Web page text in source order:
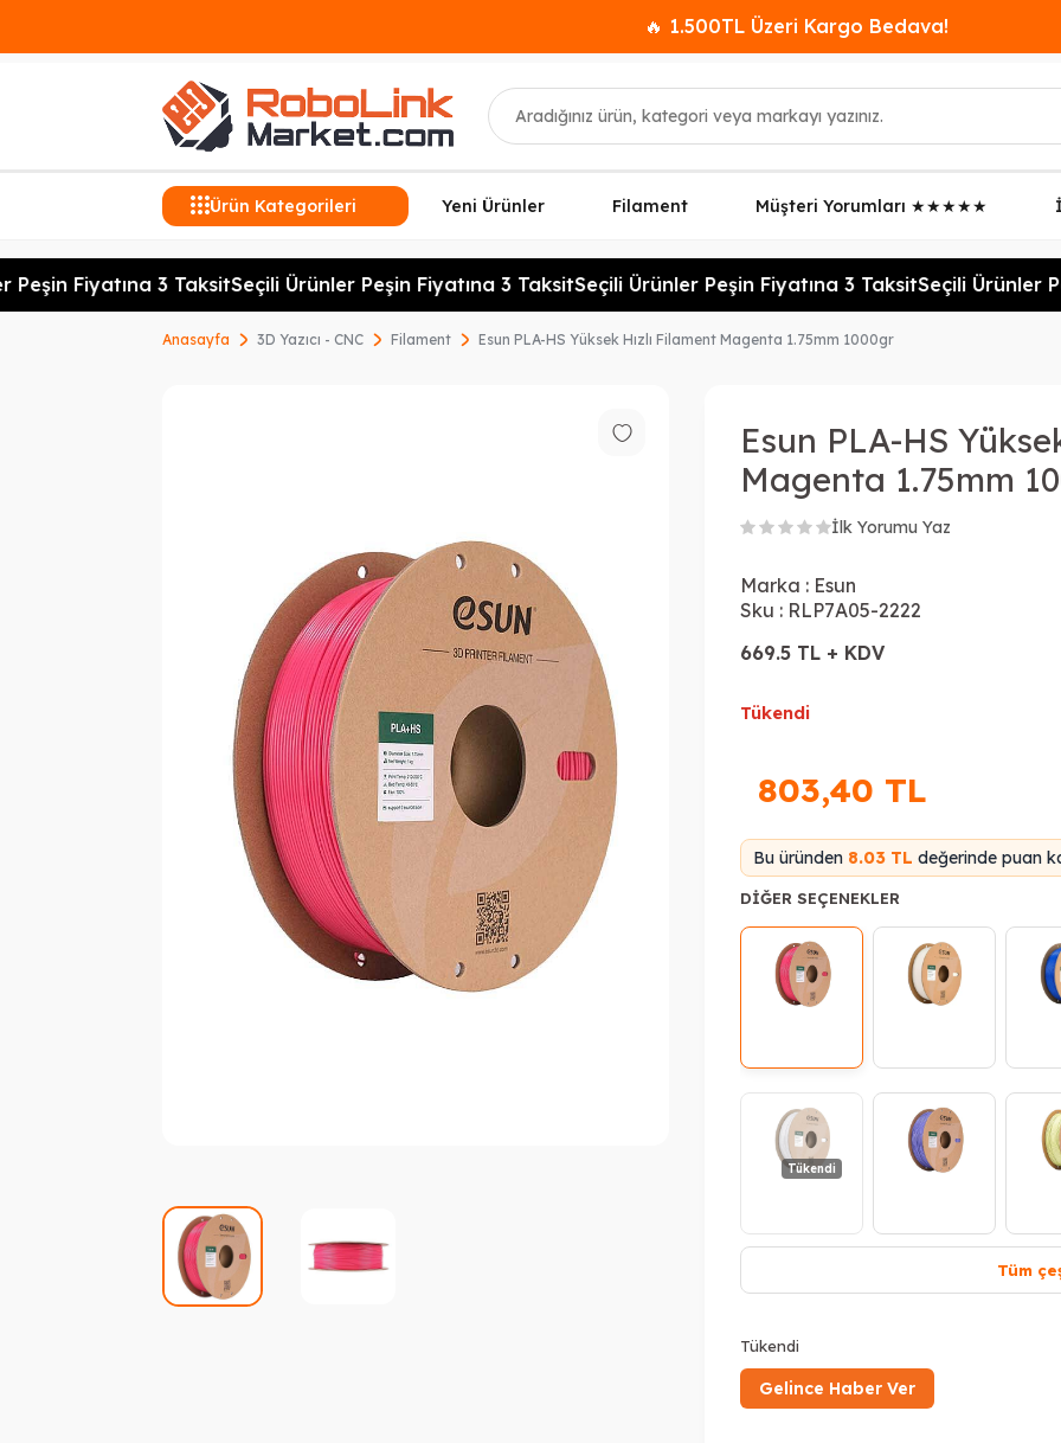
🔥 1.500TL Üzeri Kargo Bedava!
Ara
Ürün Kategorileri Yeni Ürünler Filament Müşteri Yorumları ★★★★★
Fiyatına 3 TaksitSeçili Ürünler Peşin Fiyatına 3 TaksitSeçili Ürünler Peşin Fiyatına 3 TaksitSeçili Ürünler
Anasayfa 3D Yazıcı - CNC Filament Esun PLA-HS Yüksek Hızlı Filament Magenta 1.75mm 1000gr
Esun PLA-HS
Magenta 1.75mm
İlk Yorumu Yaz
Marka : Esun
Sku : RLP7A05-2222
669.5 TL + KDV
Tükendi
803,40 TL
Bu üründen 8.03 TL değerinde puan
DIĞER SEÇENEKLER
Tükendi
Tüm
Tükendi
Gelince Haber Ver